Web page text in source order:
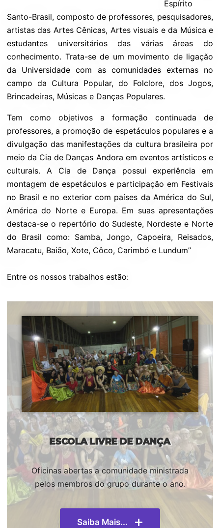
Espírito
Santo-Brasil, composto de professores, pesquisadores,
artistas das Artes Cênicas, Artes visuais e da Música e
estudantes universitários das várias áreas do
conhecimento. Trata-se de um movimento de ligação
da Universidade com as comunidades externas no
campo da Cultura Popular, do Folclore, dos Jogos,
Brincadeiras, Músicas e Danças Populares.
Tem como objetivos a formação continuada de
professores, a promoção de espetáculos populares e a
divulgação das manifestações da cultura brasileira por
meio da Cia de Danças Andora em eventos artísticos e
culturais. A Cia de Dança possui experiência em
montagem de espetáculos e participação em Festivais
no Brasil e no exterior com países da América do Sul,
América do Norte e Europa. Em suas apresentações
destaca-se o repertório do Sudeste, Nordeste e Norte
do Brasil como: Samba, Jongo, Capoeira, Reisados,
Maracatu, Baião, Xote, Côco, Carimbó e Lundum”
Entre os nossos trabalhos estão:
ESCOLA LIVRE DE DANÇA
Oficinas abertas a comunidade ministrada
pelos membros do grupo durante o ano.
Saiba Mais...